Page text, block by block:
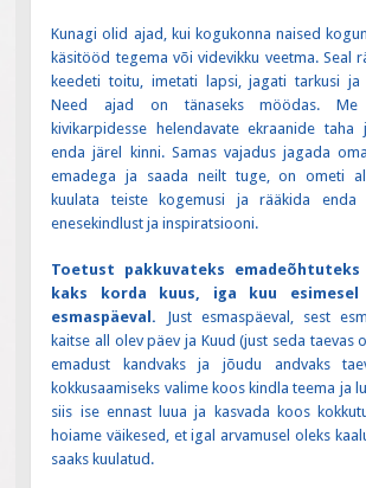
Kunagi olid ajad, kui kogukonna naised
käsitööd tegema või videvikku veetma. Seal
keedeti toitu, imetati lapsi, jagati tarkusi ja
Need ajad on tänaseks möödas. Me
kivikarpidesse helendavate ekraanide taha
enda järel kinni. Samas vajadus jagada
emadega ja saada neilt tuge, on ometi
kuulata teiste kogemusi ja rääkida
enesekindlust ja inspiratsiooni.
Toetust pakkuvateks
kaks korda kuus, iga kuu esimesel
esmaspäeval. Just esmaspäeval, sest
kaitse all olev päev ja Kuud (just seda taevas
emadust kandvaks ja jõudu andvaks
kokkusaamiseks valime koos kindla teema ja
siis ise ennast luua ja kasvada koos
hoiame väikesed, et igal arvamusel oleks
saaks kuulatud.